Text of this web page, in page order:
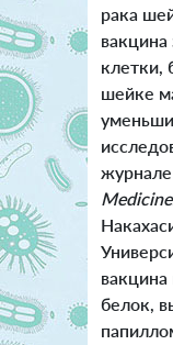
рака
клетки,
шейке
журнале
Medicine
белок,